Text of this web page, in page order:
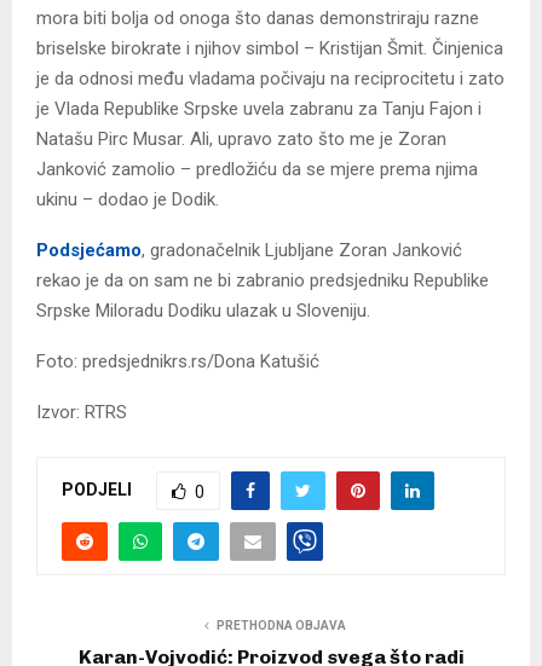
mora biti bolja od onoga što danas demonstriraju razne
briselske birokrate i njihov simbol – Kristijan Šmit. Činjenica
je da odnosi među vladama počivaju na reciprocitetu i zato
je Vlada Republike Srpske uvela zabranu za Tanju Fajon i
Natašu Pirc Musar. Ali, upravo zato što me je Zoran
Јanković zamolio – predložiću da se mjere prema njima
ukinu – dodao je Dodik.
Podsjećamo, gradonačelnik Ljubljane Zoran Јanković
rekao je da on sam ne bi zabranio predsjedniku Republike
Srpske Miloradu Dodiku ulazak u Sloveniju.
Foto: predsjednikrs.rs/Dona Katušić
Izvor: RTRS
PODJELI 0
PRETHODNA OBJAVA
Karan-Vojvodić: Proizvod svega što radi